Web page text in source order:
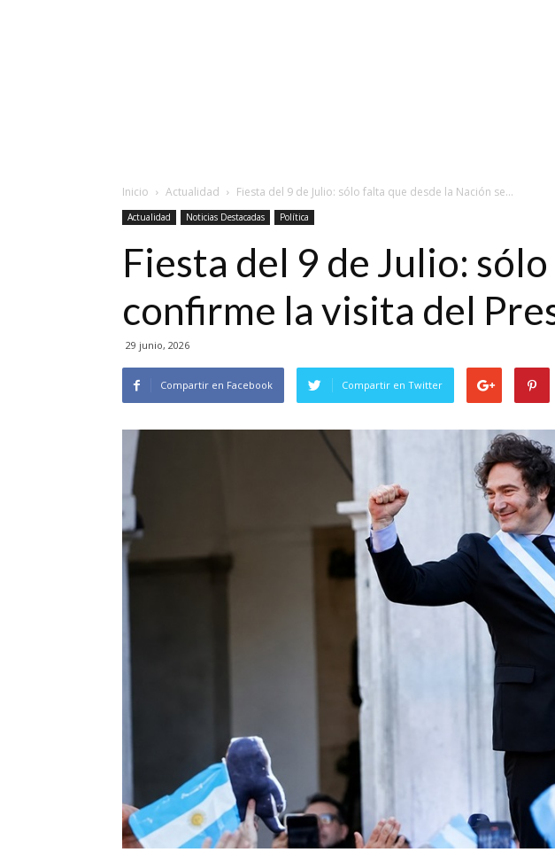
Inicio Actualidad Fiesta del 9 de Julio: sólo falta que desde la Nación se...
Actualidad Noticias Destacadas Política
Fiesta del 9 de Julio:
confirme la visita del
29 junio, 2026
Compartir en Facebook Compartir en Twitter